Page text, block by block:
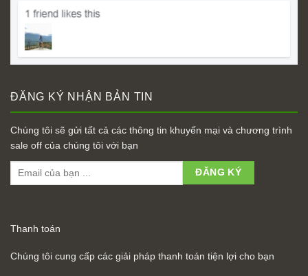
ĐĂNG KÝ NHẬN BẢN TIN
Chúng tôi sẽ gửi tất cả các thông tin khuyến mại và chương trình
sale off của chúng tôi với bạn
Thanh toán
Chúng tôi cung cấp các giải pháp thanh toán tiện lợi cho bạn